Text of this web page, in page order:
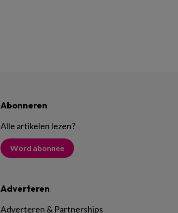
Abonneren
Alle artikelen lezen?
Word abonnee
Adverteren
Adverteren & Partnerships